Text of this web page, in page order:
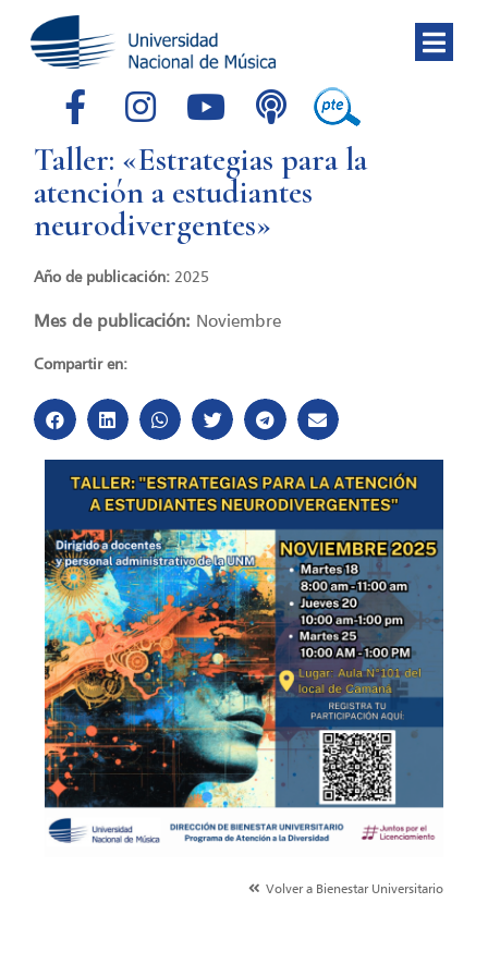
Taller: «Estrategias para la
atención a estudiantes
neurodivergentes»
Año de publicación: 2025
Mes de publicación: Noviembre
Compartir en:
Volver a Bienestar Universitario